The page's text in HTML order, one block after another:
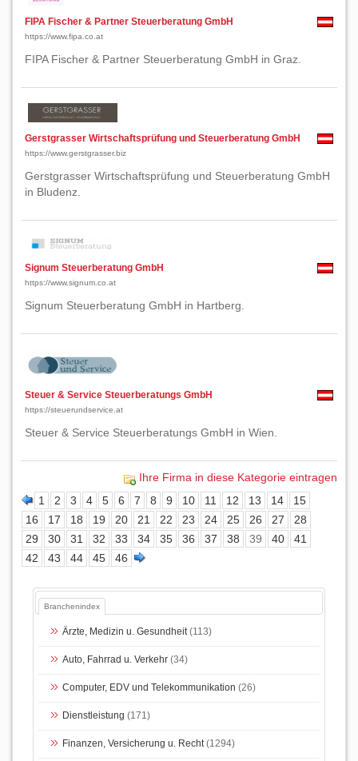
FIPA Fischer & Partner Steuerberatung GmbH
https://www.fipa.co.at
FIPA Fischer & Partner Steuerberatung GmbH in Graz.
Gerstgrasser Wirtschaftsprüfung und Steuerberatung GmbH
https://www.gerstgrasser.biz
Gerstgrasser Wirtschaftsprüfung und Steuerberatung GmbH
in Bludenz.
Signum Steuerberatung GmbH
https://www.signum.co.at
Signum Steuerberatung GmbH in Hartberg.
Steuer & Service Steuerberatungs GmbH
https://steuerundservice.at
Steuer & Service Steuerberatungs GmbH in Wien.
Ihre Firma in diese Kategorie eintragen
1
2 3 4 5 6 7 8 9 10 11 12 13 14
15
16
17 18 19 20 21 22 23 24 25 26 27
28
29
30 31 32 33 34 35 36 37 38 39 40
41
42
43 44 45 46
Branchenindex
Ärzte, Medizin u. Gesundheit(113)
Auto, Fahrrad u. Verkehr (34)
Computer, EDV und Telekommunikation (26)
Dienstleistung (171)
Finanzen, Versicherung u. Recht(1294)